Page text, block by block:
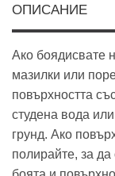
ОПИСАНИЕ
Ако боядисвате
мазилки или
повърхността
студена вода
грунд. Ако
полирайте, за